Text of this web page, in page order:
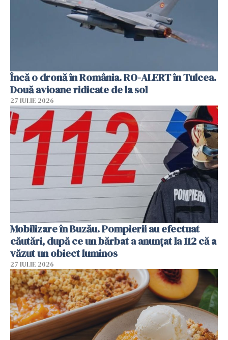
Încă o dronă în România. RO-ALERT în Tulcea.
Două avioane ridicate de la sol
27 IULIE 2026
Mobilizare în Buzău. Pompierii au efectuat
căutări, după ce un bărbat a anunțat la 112 că a
văzut un obiect luminos
27 IULIE 2026